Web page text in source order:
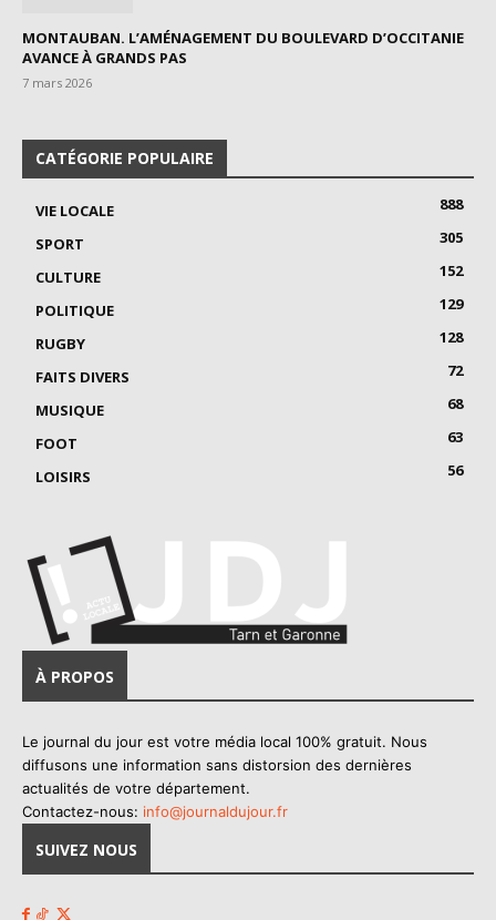
MONTAUBAN. L’AMÉNAGEMENT DU BOULEVARD D’OCCITANIE
AVANCE À GRANDS PAS
7 mars 2026
CATÉGORIE POPULAIRE
VIE LOCALE
888
SPORT
305
CULTURE
152
POLITIQUE
129
RUGBY
128
FAITS DIVERS
72
MUSIQUE
68
FOOT
63
LOISIRS
56
À PROPOS
Le journal du jour est votre média local 100% gratuit. Nous
diffusons une information sans distorsion des dernières
actualités de votre département.
Contactez-nous: info@journaldujour.fr
SUIVEZ NOUS